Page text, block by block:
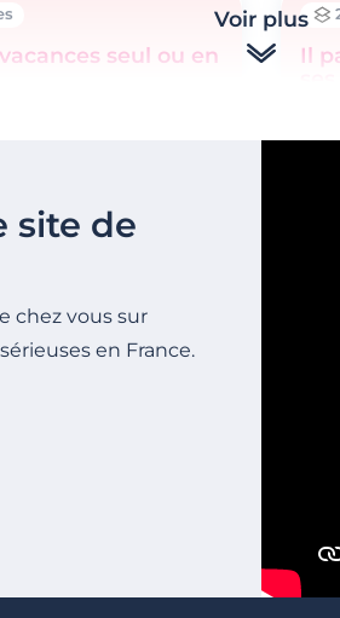
seul ou en
Il
Voir plus
site de
chez vous sur
en France.